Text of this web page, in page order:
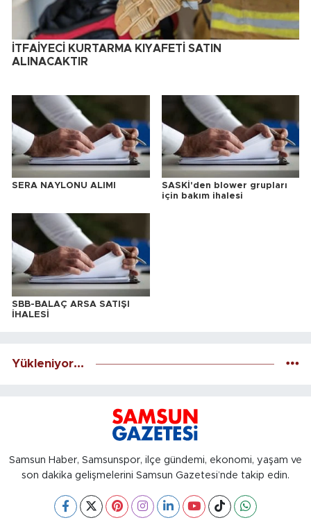
İTFAİYECİ KURTARMA KIYAFETİ SATIN
ALINACAKTIR
SERA NAYLONU ALIMI
SASKİ'den blower grupları
için bakım ihalesi
SBB-BALAÇ ARSA SATIŞI
İHALESİ
Yükleniyor...
Samsun Haber, Samsunspor, ilçe gündemi, ekonomi, yaşam ve
son dakika gelişmelerini Samsun Gazetesi’nde takip edin.